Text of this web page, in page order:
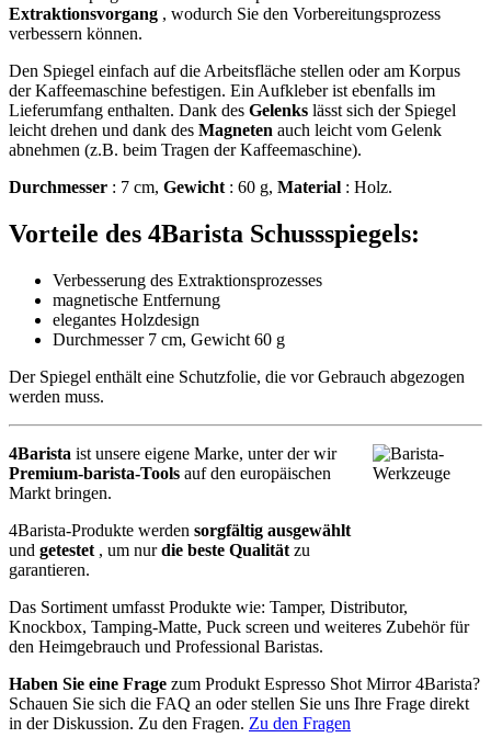
Extraktionsvorgang , wodurch Sie den Vorbereitungsprozess
verbessern können.
Den Spiegel einfach auf die Arbeitsfläche stellen oder am Korpus
der Kaffeemaschine befestigen. Ein Aufkleber ist ebenfalls im
Lieferumfang enthalten. Dank des Gelenks lässt sich der Spiegel
leicht drehen und dank des Magneten auch leicht vom Gelenk
abnehmen (z.B. beim Tragen der Kaffeemaschine).
Durchmesser : 7 cm, Gewicht : 60 g, Material : Holz.
Vorteile des 4Barista Schussspiegels:
Verbesserung des Extraktionsprozesses
magnetische Entfernung
elegantes Holzdesign
Durchmesser 7 cm, Gewicht 60 g
Der Spiegel enthält eine Schutzfolie, die vor Gebrauch abgezogen
werden muss.
4Barista ist unsere eigene Marke, unter der wir
Premium-barista-Tools auf den europäischen
Markt bringen.
4Barista-Produkte werden sorgfältig ausgewählt
und getestet , um nurdie beste Qualität zu
garantieren.
Das Sortiment umfasst Produkte wie: Tamper, Distributor,
Knockbox, Tamping-Matte, Puck screen und weiteres Zubehör für
den Heimgebrauch und Professional Baristas.
Haben Sie eine Frage zum Produkt Espresso Shot Mirror 4Barista?
Schauen Sie sich die FAQ an oder stellen Sie uns Ihre Frage direkt
in der Diskussion. Zu den Fragen. Zu den Fragen